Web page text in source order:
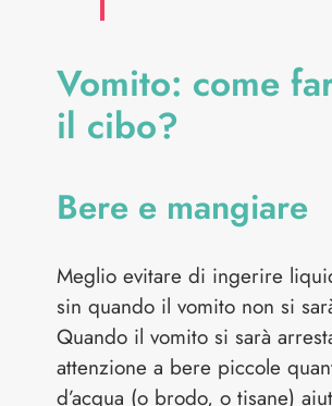
Vomito: come
il cibo?
Bere e mangiare
Meglio evitare di ingerire
sin quando il vomito non si
Quando il vomito si sarà
attenzione a bere piccole
d’acqua (o brodo, o tisane)